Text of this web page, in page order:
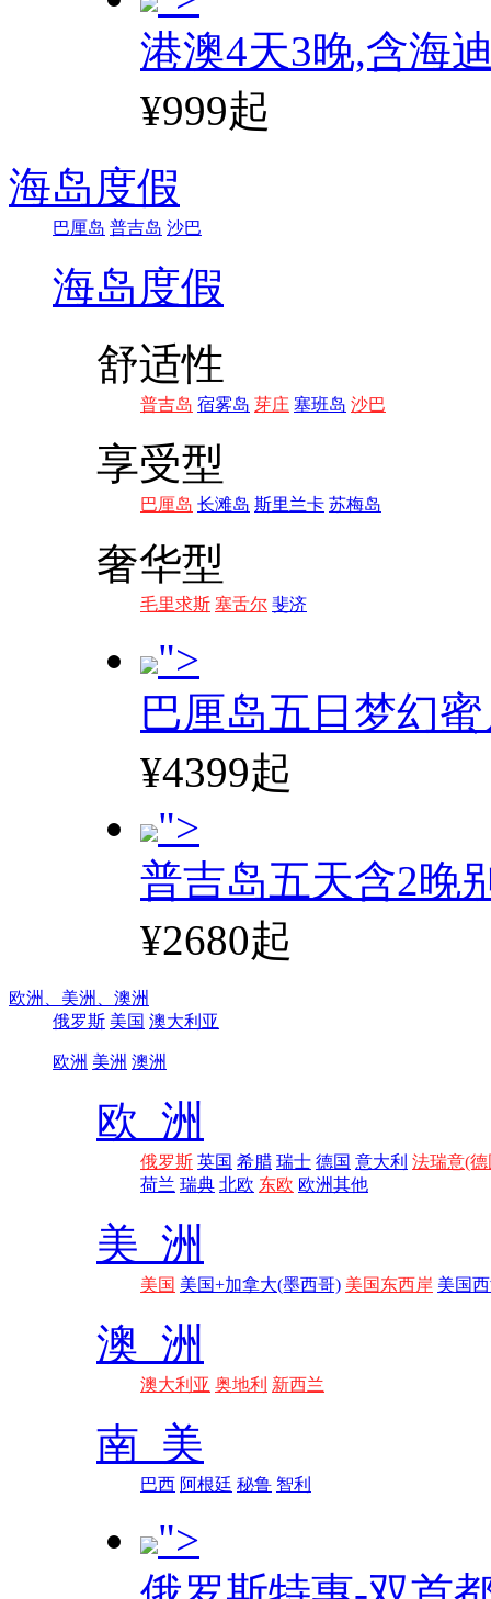
港澳4天3晚,含海
¥999起
海岛度假
巴厘岛 普吉岛 沙巴
海岛度假
舒适性
普吉岛 宿雾岛 芽庄 塞班岛 沙巴
享受型
巴厘岛 长滩岛 斯里兰卡 苏梅岛
奢华型
毛里求斯 塞舌尔 斐济
">
巴厘岛五日梦幻
¥4399起
">
普吉岛五天含2晚
¥2680起
欧洲、 美洲、 澳洲
俄罗斯 美国 澳大利亚
欧洲 美洲 澳洲
欧 洲
俄罗斯 英国 希腊 瑞士 德国 意大利 法瑞意(德
荷兰 瑞典 北欧 东欧 欧洲其他
美 洲
美国 美国+加拿大(墨西哥) 美国东西岸 美国
澳 洲
澳大利亚 奥地利 新西兰
南 美
巴西 阿根廷 秘鲁 智利
">